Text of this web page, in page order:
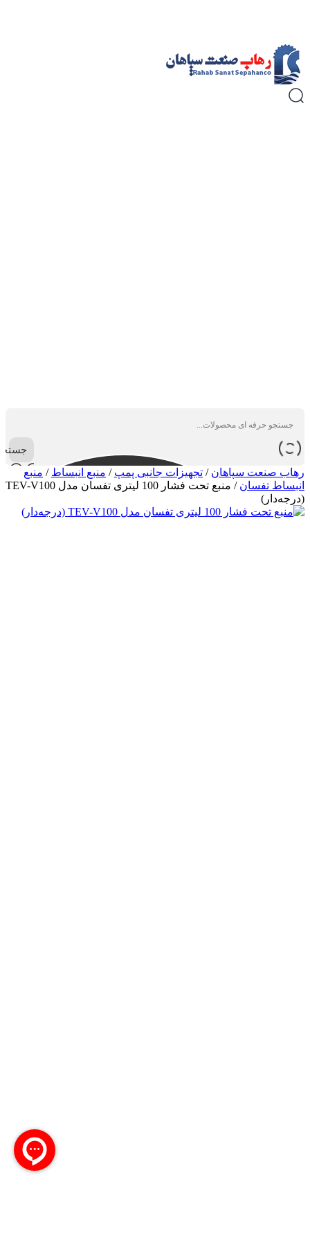
رهاب صنعت سپاهان / تجهیزات جانبی پمپ / منبع انبساط / منبع
انبساط تفسان /
منبع تحت فشار 100 لیتری تفسان مدل TEV-V100
(درجه‌دار)